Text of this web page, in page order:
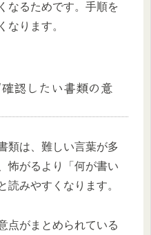
なるためです。手順を
なります。
認したい書類の意
類は、難しい言葉が多
怖がるより「何が書い
読みやすくなります。
点がまとめられている